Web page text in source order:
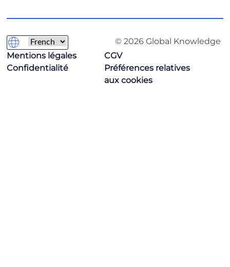
© 2026 Global Knowledge
Mentions légales
CGV
Confidentialité
Préférences relatives
aux cookies